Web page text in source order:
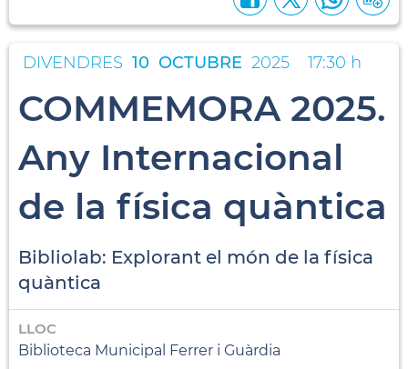
DIVENDRES 10 OCTUBRE 2025 17:30 h
COMMEMORA 2025.
Any Internacional
de la física quàntica
Bibliolab: Explorant el món de la física
quàntica
LLOC
Biblioteca Municipal Ferrer i Guàrdia